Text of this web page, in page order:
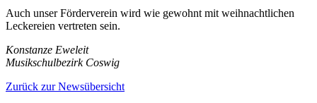
Auch unser Förderverein wird wie gewohnt mit weihnachtlichen
Leckereien vertreten sein.
Konstanze Eweleit
Musikschulbezirk Coswig
Zurück zur Newsübersicht